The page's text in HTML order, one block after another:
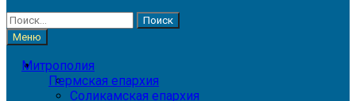
Найти:
Меню
Митрополия
Пермская епархия
Соликамская епархия